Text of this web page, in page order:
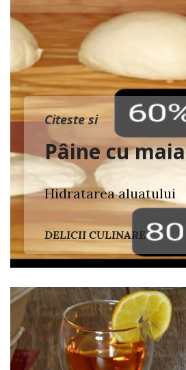
Citeste si
Pâine cu maia
Hidratarea aluatului
DELICII CULINARE